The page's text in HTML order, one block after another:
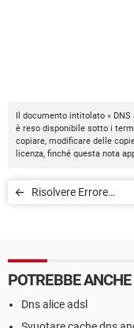
Il documento intitolato «
è reso disponibile sotto i
copiare, modificare delle
licenza, finché questa nota
Risolvere Errore
POTREBBE
Dns alice adsl